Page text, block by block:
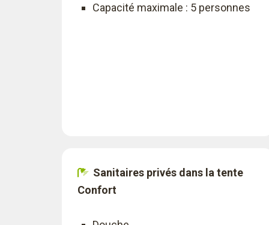
Capacité maximale : 5 personnes
Sanitaires privés dans la tente
Confort